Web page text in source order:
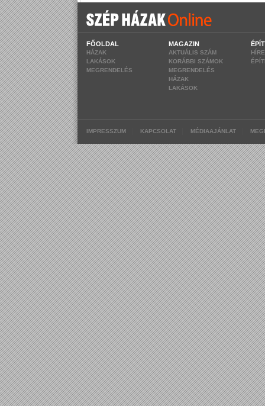
FŐOLDAL
HÁZAK
LAKÁSOK
MEGRENDELÉS
MAGAZIN
AKTUÁLIS SZÁM
KORÁBBI SZÁMOK
MEGRENDELÉS
HÁZAK
LAKÁSOK
IMPRESSZUM KAPCSOLAT MÉDIAAJÁNLAT